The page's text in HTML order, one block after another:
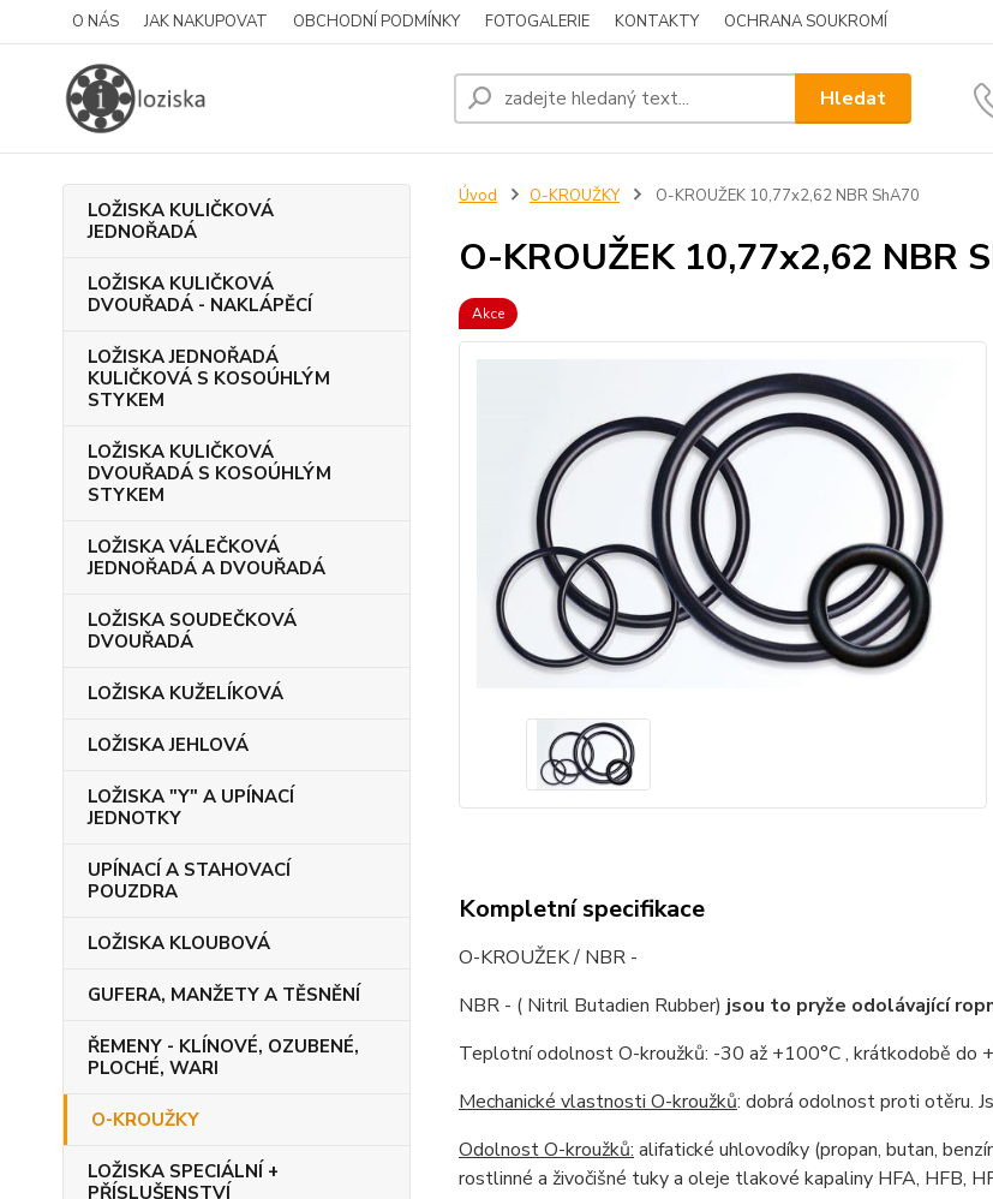
O NÁS JAK NAKUPOVAT OBCHODNÍ PODMÍNKY FOTOGALERIE KONTAKTY OCHRANA SOUKROMÍ
Hledat
LOŽISKA KULIČKOVÁ
JEDNOŘADÁ
LOŽISKA KULIČKOVÁ
DVOUŘADÁ - NAKLÁPĚCÍ
LOŽISKA JEDNOŘADÁ
KULIČKOVÁ S KOSOÚHLÝM
STYKEM
LOŽISKA KULIČKOVÁ
DVOUŘADÁ S KOSOÚHLÝM
STYKEM
LOŽISKA VÁLEČKOVÁ
JEDNOŘADÁ A DVOUŘADÁ
LOŽISKA SOUDEČKOVÁ
DVOUŘADÁ
LOŽISKA KUŽELÍKOVÁ
LOŽISKA JEHLOVÁ
LOŽISKA "Y" A UPÍNACÍ
JEDNOTKY
UPÍNACÍ A STAHOVACÍ
POUZDRA
LOŽISKA KLOUBOVÁ
GUFERA, MANŽETY A TĚSNĚNÍ
ŘEMENY - KLÍNOVÉ, OZUBENÉ,
PLOCHÉ, WARI
O-KROUŽKY
LOŽISKA SPECIÁLNÍ +
PŘÍSLUŠENSTVÍ
Úvod O-KROUŽKY O-KROUŽEK 10,77x2,62 NBR ShA70
O-KROUŽEK 10,77x2,62 NBR
Akce
Kompletní specifikace
O-KROUŽEK / NBR -
NBR - ( Nitril Butadien Rubber) jsou to pryže odolávající
Teplotní odolnost O-kroužků: -30 až +100°C , krátkodobě do
Mechanické vlastnosti O-kroužků: dobrá odolnost proti otěru.
Odolnost O-kroužků: alifatické uhlovodíky (propan, butan,
rostlinné a živočišné tuky a oleje tlakové kapaliny HFA, HFB,